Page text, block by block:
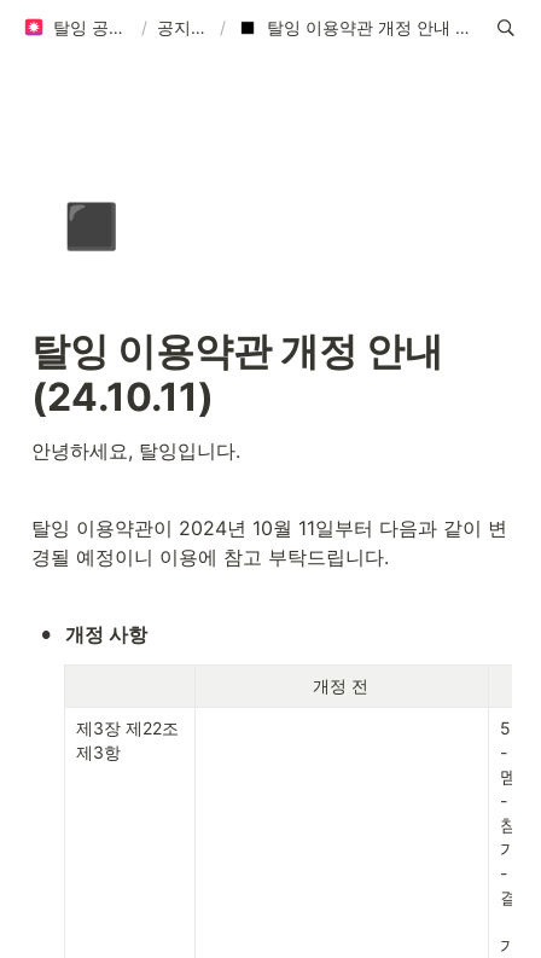
탈잉 공지사항 / 공지사항 / 탈잉 이용약관 개정 안내 (24.10.11)
◾
탈잉 이용약관 개정 안내
(24.10.11)
안녕하세요, 탈잉입니다.
탈잉 이용약관이 2024년 10월 11일부터 다음과 같이 변
경될 예정이니 이용에 참고 부탁드립니다.
• 개정 사항
                      개정 전
제3장 제22조
제3항
5. 멤
- 멤
멤버
- 클
참석
가
- 다
결제
가.